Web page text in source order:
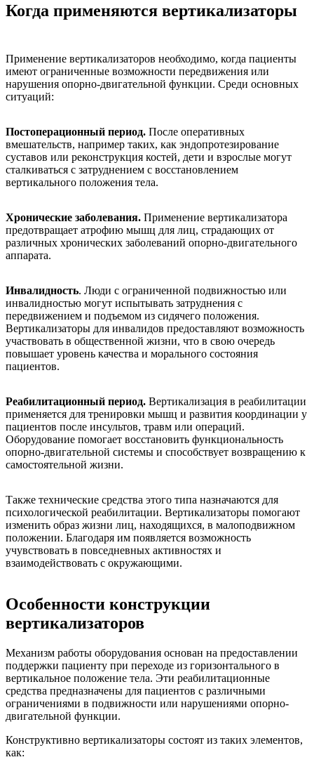
Когда применяются вертикализаторы
Применение вертикализаторов необходимо, когда пациенты
имеют ограниченные возможности передвижения или
нарушения опорно-двигательной функции. Среди основных
ситуаций:
Постоперационный период. После оперативных
вмешательств, например таких, как эндопротезирование
суставов или реконструкция костей, дети и взрослые могут
сталкиваться с затруднением с восстановлением
вертикального положения тела.
Хронические заболевания. Применение вертикализатора
предотвращает атрофию мышц для лиц, страдающих от
различных хронических заболеваний опорно-двигательного
аппарата.
Инвалидность. Люди с ограниченной подвижностью или
инвалидностью могут испытывать затруднения с
передвижением и подъемом из сидячего положения.
Вертикализаторы для инвалидов предоставляют возможность
участвовать в общественной жизни, что в свою очередь
повышает уровень качества и морального состояния
пациентов.
Реабилитационный период. Вертикализация в реабилитации
применяется для тренировки мышц и развития координации у
пациентов после инсультов, травм или операций.
Оборудование помогает восстановить функциональность
опорно-двигательной системы и способствует возвращению к
самостоятельной жизни.
Также технические средства этого типа назначаются для
психологической реабилитации. Вертикализаторы помогают
изменить образ жизни лиц, находящихся, в малоподвижном
положении. Благодаря им появляется возможность
учувствовать в повседневных активностях и
взаимодействовать с окружающими.
Особенности конструкции
вертикализаторов
Механизм работы оборудования основан на предоставлении
поддержки пациенту при переходе из горизонтального в
вертикальное положение тела. Эти реабилитационные
средства предназначены для пациентов с различными
ограничениями в подвижности или нарушениями опорно-
двигательной функции.
Конструктивно вертикализаторы состоят из таких элементов,
как: